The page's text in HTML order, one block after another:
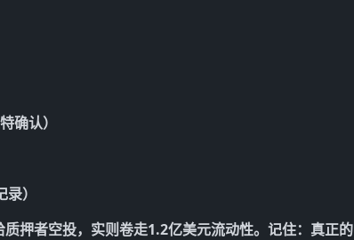
确认）
）
押者空投，实则卷走1.2亿美元流动性。记住： 真正的